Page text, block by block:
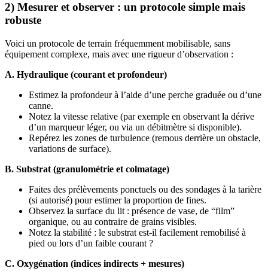
2) Mesurer et observer : un protocole simple mais
robuste
Voici un protocole de terrain fréquemment mobilisable, sans
équipement complexe, mais avec une rigueur d’observation :
A. Hydraulique (courant et profondeur)
Estimez la profondeur à l’aide d’une perche graduée ou d’une
canne.
Notez la vitesse relative (par exemple en observant la dérive
d’un marqueur léger, ou via un débitmètre si disponible).
Repérez les zones de turbulence (remous derrière un obstacle,
variations de surface).
B. Substrat (granulométrie et colmatage)
Faites des prélèvements ponctuels ou des sondages à la tarière
(si autorisé) pour estimer la proportion de fines.
Observez la surface du lit : présence de vase, de “film”
organique, ou au contraire de grains visibles.
Notez la stabilité : le substrat est-il facilement remobilisé à
pied ou lors d’un faible courant ?
C. Oxygénation (indices indirects + mesures)